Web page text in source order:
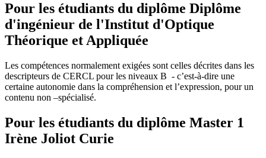
Pour les étudiants du diplôme Diplôme
d'ingénieur de l'Institut d'Optique
Théorique et Appliquée
Les compétences normalement exigées sont celles décrites dans les
descripteurs de CERCL pour les niveaux B - c’est-à-dire une
certaine autonomie dans la compréhension et l’expression, pour un
contenu non –spécialisé.
Pour les étudiants du diplôme Master 1
Irène Joliot Curie